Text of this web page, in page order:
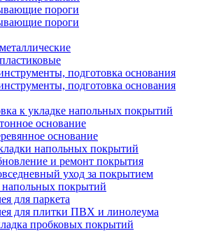
пороги
пороги
подготовка основания
подготовка основания
к укладке напольных покрытий
основание
основание
напольных покрытий
и ремонт покрытия
уход за покрытием
напольных покрытий
для паркета
для плитки ПВХ и линолеума
пробковых покрытий